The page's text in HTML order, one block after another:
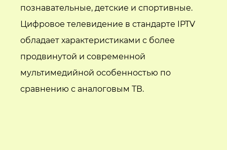
познавательные, детские и спортивные.
Цифровое телевидение в стандарте IPTV
обладает характеристиками с более
продвинутой и современной
мультимедийной особенностью по
сравнению с аналоговым ТВ.